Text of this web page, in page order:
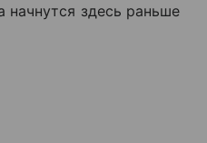
начнутся здесь раньше